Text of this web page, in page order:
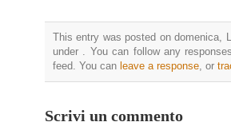
This entry was posted on domenica,
under . You can follow any
feed. You can leave a response, or
Scrivi un commento